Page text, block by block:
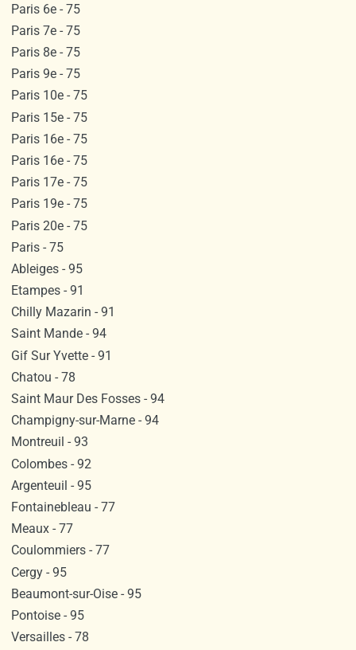
Paris 6e - 75
Paris 7e - 75
Paris 8e - 75
Paris 9e - 75
Paris 10e - 75
Paris 15e - 75
Paris 16e - 75
Paris 16e - 75
Paris 17e - 75
Paris 19e - 75
Paris 20e - 75
Paris - 75
Ableiges - 95
Etampes - 91
Chilly Mazarin - 91
Saint Mande - 94
Gif Sur Yvette - 91
Chatou - 78
Saint Maur Des Fosses - 94
Champigny-sur-Marne - 94
Montreuil - 93
Colombes - 92
Argenteuil - 95
Fontainebleau - 77
Meaux - 77
Coulommiers - 77
Cergy - 95
Beaumont-sur-Oise - 95
Pontoise - 95
Versailles - 78